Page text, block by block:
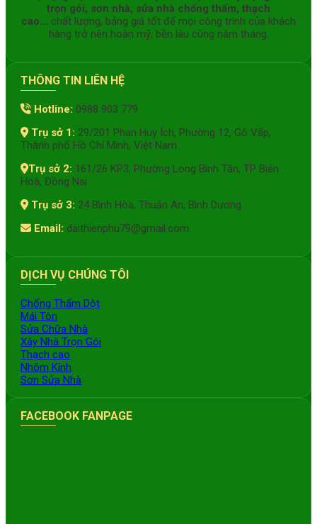
trọn gói, sơn nhà, sửa nhà chống thấm, thạch
cao... chất lượng, bảng giá tốt để mọi công trình của khách
hàng trở nên hoàn mỹ, bền lâu cùng năm tháng.
THÔNG TIN LIÊN HỆ
Hotline: 0988 903 779
Trụ sở 1: 29/201 Phan Huy Ích, Phường 12, Gò Vấp,
Thành phố Hồ Chí Minh, Việt Nam
Trụ sở 2: 161/26 KP3, Phường Long Bình Tân, TP Biên
Hoà, Đồng Nai
Trụ sở 3: 24 Bình Hòa, Thuận An, Bình Dương
Email: daithienphu79@gmail.com
DỊCH VỤ CHÚNG TÔI
Chống Thấm Dột
Mái Tôn
Sửa Chữa Nhà
Xây Nhà Trọn Gói
Thạch cao
Nhôm Kính
Sơn Sửa Nhà
FACEBOOK FANPAGE